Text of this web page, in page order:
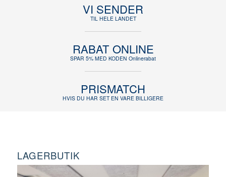
VI SENDER
TIL HELE LANDET
RABAT ONLINE
SPAR 5% MED KODEN Onlinerabat
PRISMATCH
HVIS DU HAR SET EN VARE BILLIGERE
LAGERBUTIK